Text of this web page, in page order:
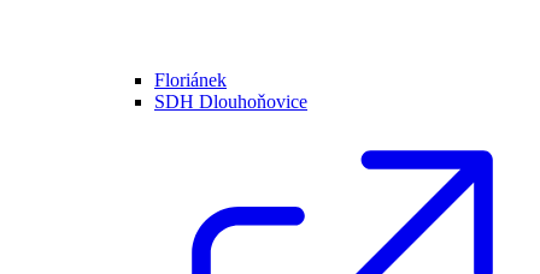
Floriánek
SDH Dlouhoňovice